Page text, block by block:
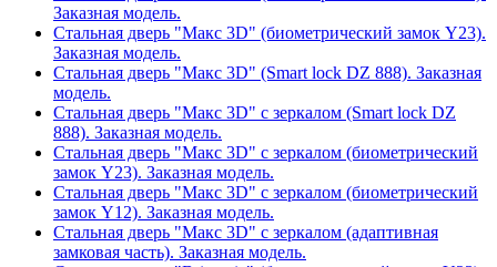
Заказная модель.
Стальная дверь "Макс 3D" (биометрический замок Y23).
Заказная модель.
Стальная дверь "Макс 3D" (Smart lock DZ 888). Заказная
модель.
Стальная дверь "Макс 3D" с зеркалом (Smart lock DZ
888). Заказная модель.
Стальная дверь "Макс 3D" с зеркалом (биометрический
замок Y23). Заказная модель.
Стальная дверь "Макс 3D" с зеркалом (биометрический
замок Y12). Заказная модель.
Стальная дверь "Макс 3D" с зеркалом (адаптивная
замковая часть). Заказная модель.